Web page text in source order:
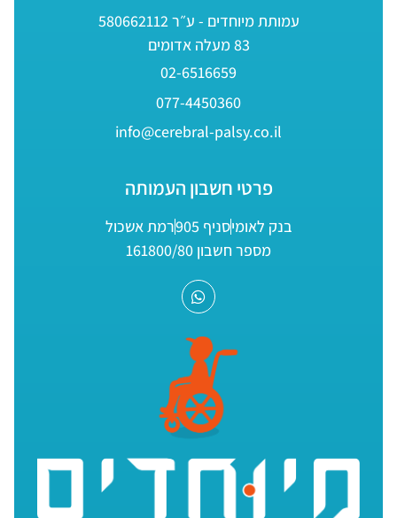
עמותת מיוחדים - ע״ר 580662112
83 מעלה אדומים
02-6516659
077-4450360
info@cerebral-palsy.co.il
פרטי חשבון העמותה
בנק לאומיסניף 905
רמת אשכול
מספר חשבון 161800/80